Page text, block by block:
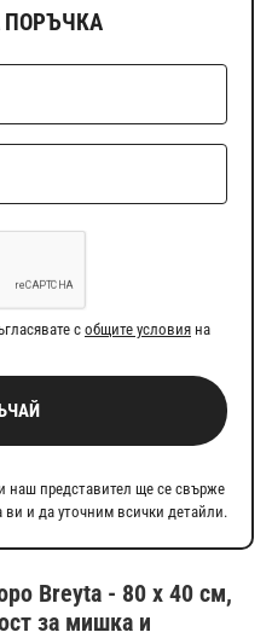
Breyta - 80 х 40 см,
за мишка и
ПОРЪЧКА
собщите условия на
наш представител ще се свърже
и да уточним всички детайли.